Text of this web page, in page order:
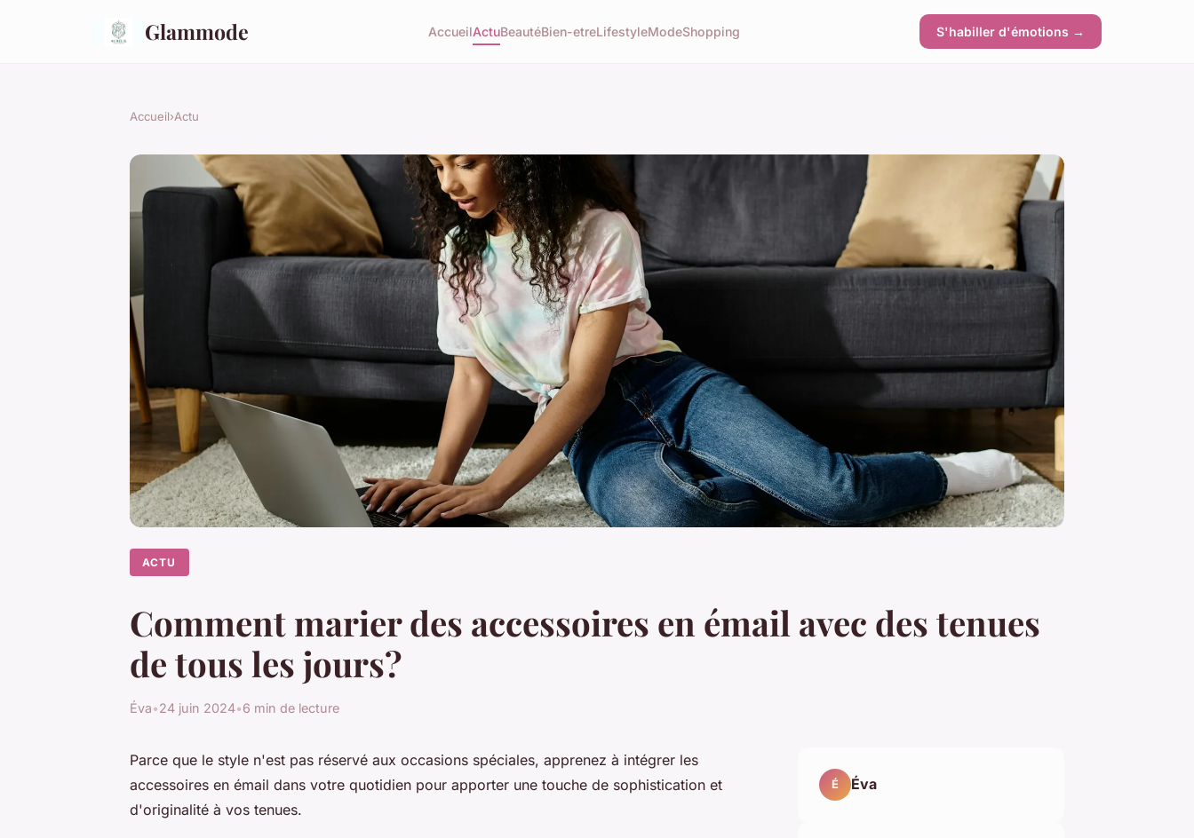
Glammode AccueilActuBeautéBien-etreLifestyleModeShopping S'habiller d'émotions →
Accueil›Actu
ACTU
Comment marier des accessoires en émail avec des tenues
de tous les jours?
Éva•24 juin 2024•6 min de lecture
Parce que le style n'est pas réservé aux occasions spéciales, apprenez à intégrer les
accessoires en émail dans votre quotidien pour apporter une touche de sophistication et
d'originalité à vos tenues.
É Éva